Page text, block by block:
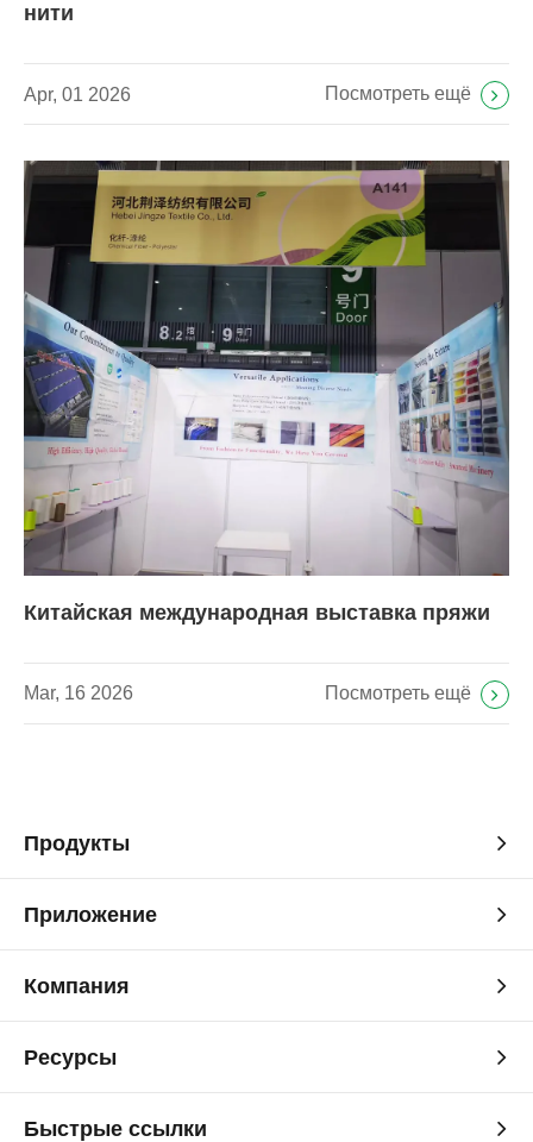
нити
Apr, 01 2026 Посмотреть ещё
Китайская международная выставка пряжи
Mar, 16 2026 Посмотреть ещё
Продукты
Приложение
Компания
Ресурсы
Быстрые ссылки